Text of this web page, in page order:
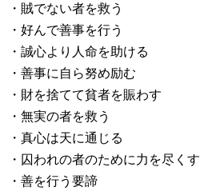
・賊でない者を救う
・好んで善事を行う
・誠心より人命を助ける
・善事に自ら努め励む
・財を捨てて貧者を賑わす
・無実の者を救う
・真心は天に通じる
・囚われの者のために力を尽くす
・善を行う要諦